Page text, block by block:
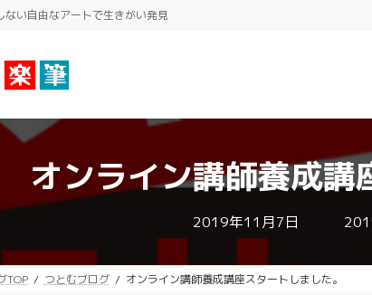
い自由なアートで生きがい発見
オンライン講師養成
2019年11月7日 最
終
日
TOP つとむブログ オンライン講師養成講座スタートしました。